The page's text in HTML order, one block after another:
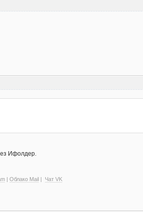
Ифолдер.
Облако Mail Чат VK